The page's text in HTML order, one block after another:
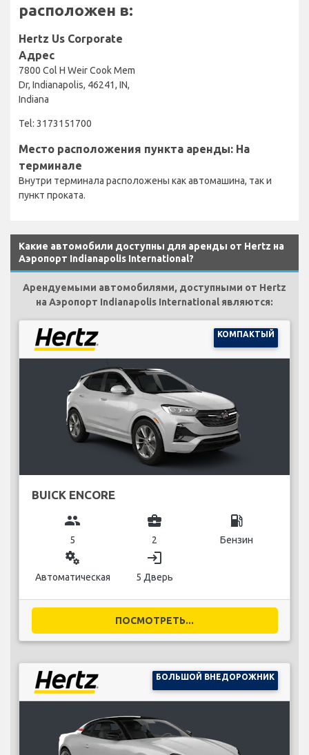
расположен в:
Hertz Us Corporate
Адрес
7800 Col H Weir Cook Mem
Dr, Indianapolis, 46241, IN,
Indiana
Tel: 3173151700
Место расположения пункта аренды: На
терминале
Внутри терминала расположены как автомашина, так и
пункт проката.
Какие автомобили доступны для аренды от Hertz на
Аэропорт Indianapolis International?
Арендуемыми автомобилями, доступными от Hertz
на Аэропорт Indianapolis International являются:
КОМПАКТЫЙ
BUICK ENCORE
group
5
business_center
2
local_gas_station
Бензин
miscellaneous_services
Автоматическая
login
5 Дверь
ПОСМОТРЕТЬ...
БОЛЬШОЙ ВНЕДОРОЖНИК